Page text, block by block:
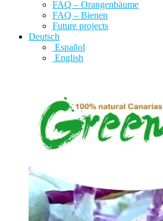
FAQ – Orangenbäume
FAQ – Bienen
Future projects
Deutsch
Español
English